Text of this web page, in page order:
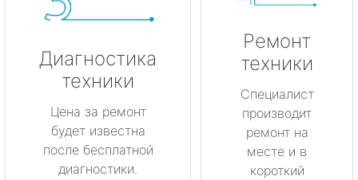
Диагностика
техники
Цена за ремонт
будет известна
после бесплатной
диагностики.
Ремонт
техники
Специалист
производит
ремонт на
месте и в
короткий